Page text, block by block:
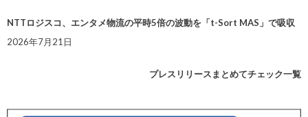
NTTロジスコ、エンタメ物流の平時5倍の波動を「t-Sort MAS」で吸収
2026年7月21日
プレスリリースまとめてチェック一覧